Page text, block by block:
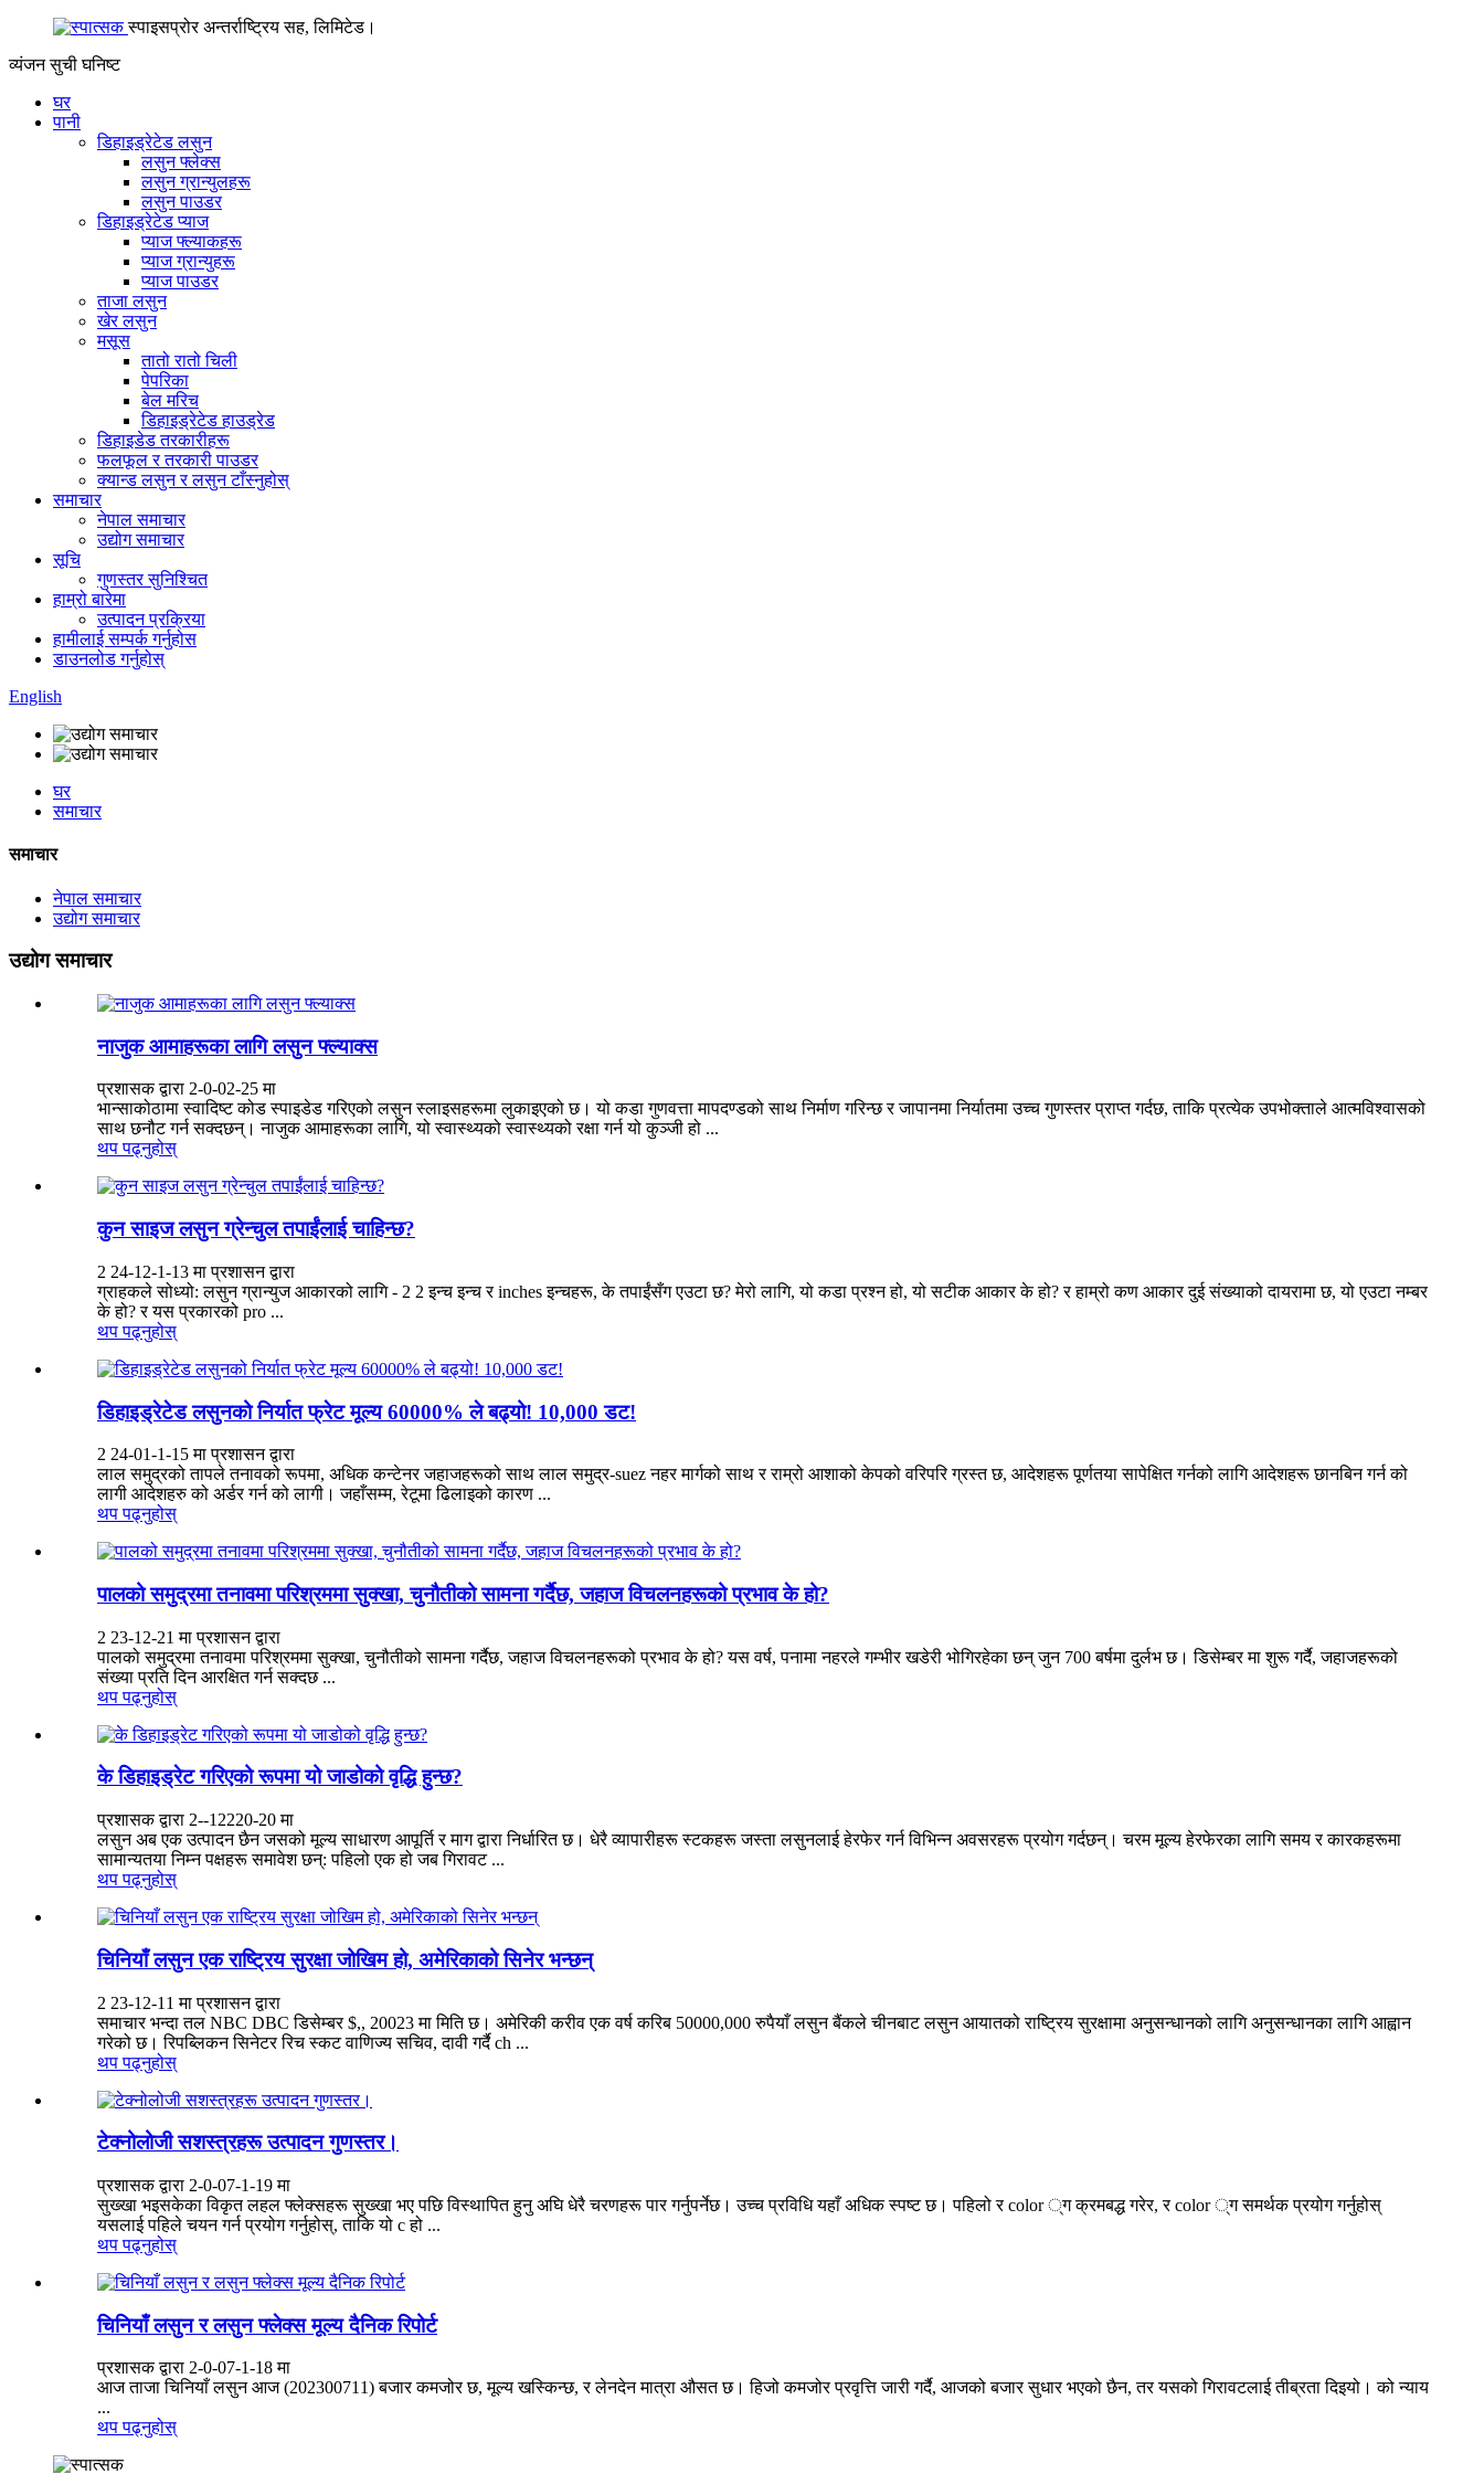
स्पाइसप्रोर अन्तर्राष्ट्रिय सह, लिमिटेड।
व्यंजन सुची घनिष्ट
घर
पानी
डिहाइड्रेटेड लसुन
लसुन फ्लेक्स
लसुन ग्रान्युलहरू
लसुन पाउडर
डिहाइड्रेटेड प्याज
प्याज फ्ल्याकहरू
प्याज ग्रान्युहरू
प्याज पाउडर
ताजा लसुन
खेर लसुन
मसूस
तातो रातो चिली
पेपरिका
बेल मरिच
डिहाइड्रेटेड हाउड्रेड
डिहाइडेड तरकारीहरू
फलफूल र तरकारी पाउडर
क्यान्ड लसुन र लसुन टाँस्नुहोस्
समाचार
नेपाल समाचार
उद्योग समाचार
सूचि
गुणस्तर सुनिश्चित
हाम्रो बारेमा
उत्पादन प्रक्रिया
हामीलाई सम्पर्क गर्नुहोस
डाउनलोड गर्नुहोस्
English
घर
समाचार
समाचार
नेपाल समाचार
उद्योग समाचार
उद्योग समाचार
नाजुक आमाहरूका लागि लसुन फ्ल्याक्स
प्रशासक द्वारा 2-0-02-25 मा
भान्साकोठामा स्वादिष्ट कोड स्पाइडेड गरिएको लसुन स्लाइसहरूमा लुकाइएको छ। यो कडा गुणवत्ता मापदण्डको साथ निर्माण गरिन्छ र जापानमा निर्यातमा उच्च गुणस्तर प्राप्त गर्दछ, ताकि प्रत्येक उपभोक्ताले आत्मविश्वासको
साथ छनौट गर्न सक्दछन्। नाजुक आमाहरूका लागि, यो स्वास्थ्यको स्वास्थ्यको रक्षा गर्न यो कुञ्जी हो ...
थप पढ्नुहोस्
कुन साइज लसुन ग्रेन्चुल तपाईंलाई चाहिन्छ?
2 24-12-1-13 मा प्रशासन द्वारा
ग्राहकले सोध्यो: लसुन ग्रान्युज आकारको लागि - 2 2 इन्च इन्च र inches इन्चहरू, के तपाईंसँग एउटा छ? मेरो लागि, यो कडा प्रश्न हो, यो सटीक आकार के हो? र हाम्रो कण आकार दुई संख्याको दायरामा छ, यो एउटा नम्बर
के हो? र यस प्रकारको pro ...
थप पढ्नुहोस्
डिहाइड्रेटेड लसुनको निर्यात फ्रेट मूल्य 60000% ले बढ्यो! 10,000 डट!
2 24-01-1-15 मा प्रशासन द्वारा
लाल समुद्रको तापले तनावको रूपमा, अधिक कन्टेनर जहाजहरूको साथ लाल समुद्र-suez नहर मार्गको साथ र राम्रो आशाको केपको वरिपरि ग्रस्त छ, आदेशहरू पूर्णतया सापेक्षित गर्नको लागि आदेशहरू छानबिन गर्न को
लागी आदेशहरु को अर्डर गर्न को लागी। जहाँसम्म, रेटूमा ढिलाइको कारण ...
थप पढ्नुहोस्
पालको समुद्रमा तनावमा परिश्रममा सुक्खा, चुनौतीको सामना गर्दैछ, जहाज विचलनहरूको प्रभाव के हो?
2 23-12-21 मा प्रशासन द्वारा
पालको समुद्रमा तनावमा परिश्रममा सुक्खा, चुनौतीको सामना गर्दैछ, जहाज विचलनहरूको प्रभाव के हो? यस वर्ष, पनामा नहरले गम्भीर खडेरी भोगिरहेका छन् जुन 700 बर्षमा दुर्लभ छ। डिसेम्बर मा शुरू गर्दै, जहाजहरूको
संख्या प्रति दिन आरक्षित गर्न सक्दछ ...
थप पढ्नुहोस्
के डिहाइड्रेट गरिएको रूपमा यो जाडोको वृद्धि हुन्छ?
प्रशासक द्वारा 2--12220-20 मा
लसुन अब एक उत्पादन छैन जसको मूल्य साधारण आपूर्ति र माग द्वारा निर्धारित छ। धेरै व्यापारीहरू स्टकहरू जस्ता लसुनलाई हेरफेर गर्न विभिन्न अवसरहरू प्रयोग गर्दछन्। चरम मूल्य हेरफेरका लागि समय र कारकहरूमा
सामान्यतया निम्न पक्षहरू समावेश छन्: पहिलो एक हो जब गिरावट ...
थप पढ्नुहोस्
चिनियाँ लसुन एक राष्ट्रिय सुरक्षा जोखिम हो, अमेरिकाको सिनेर भन्छन्
2 23-12-11 मा प्रशासन द्वारा
समाचार भन्दा तल NBC DBC डिसेम्बर $,, 20023 मा मिति छ। अमेरिकी करीव एक वर्ष करिब 50000,000 रुपैयाँ लसुन बैंकले चीनबाट लसुन आयातको राष्ट्रिय सुरक्षामा अनुसन्धानको लागि अनुसन्धानका लागि आह्वान
गरेको छ। रिपब्लिकन सिनेटर रिच स्कट वाणिज्य सचिव, दावी गर्दै ch ...
थप पढ्नुहोस्
टेक्नोलोजी सशस्त्रहरू उत्पादन गुणस्तर।
प्रशासक द्वारा 2-0-07-1-19 मा
सुख्खा भइसकेका विकृत लहल फ्लेक्सहरू सुख्खा भए पछि विस्थापित हुनु अघि धेरै चरणहरू पार गर्नुपर्नेछ। उच्च प्रविधि यहाँ अधिक स्पष्ट छ। पहिलो र color ्ग क्रमबद्ध गरेर, र color ्ग समर्थक प्रयोग गर्नुहोस्
यसलाई पहिले चयन गर्न प्रयोग गर्नुहोस्, ताकि यो c हो ...
थप पढ्नुहोस्
चिनियाँ लसुन र लसुन फ्लेक्स मूल्य दैनिक रिपोर्ट
प्रशासक द्वारा 2-0-07-1-18 मा
आज ताजा चिनियाँ लसुन आज (202300711) बजार कमजोर छ, मूल्य खस्किन्छ, र लेनदेन मात्रा औसत छ। हिजो कमजोर प्रवृत्ति जारी गर्दै, आजको बजार सुधार भएको छैन, तर यसको गिरावटलाई तीब्रता दिइयो। को न्याय
...
थप पढ्नुहोस्